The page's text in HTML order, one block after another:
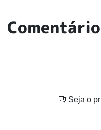
Seja o